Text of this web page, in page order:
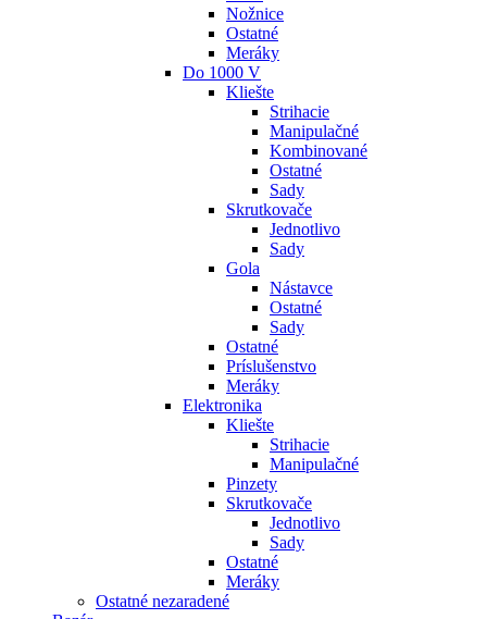
Nožnice
Ostatné
Meráky
Do 1000 V
Kliešte
Strihacie
Manipulačné
Kombinované
Ostatné
Sady
Skrutkovače
Jednotlivo
Sady
Gola
Nástavce
Ostatné
Sady
Ostatné
Príslušenstvo
Meráky
Elektronika
Kliešte
Strihacie
Manipulačné
Pinzety
Skrutkovače
Jednotlivo
Sady
Ostatné
Meráky
Ostatné nezaradené